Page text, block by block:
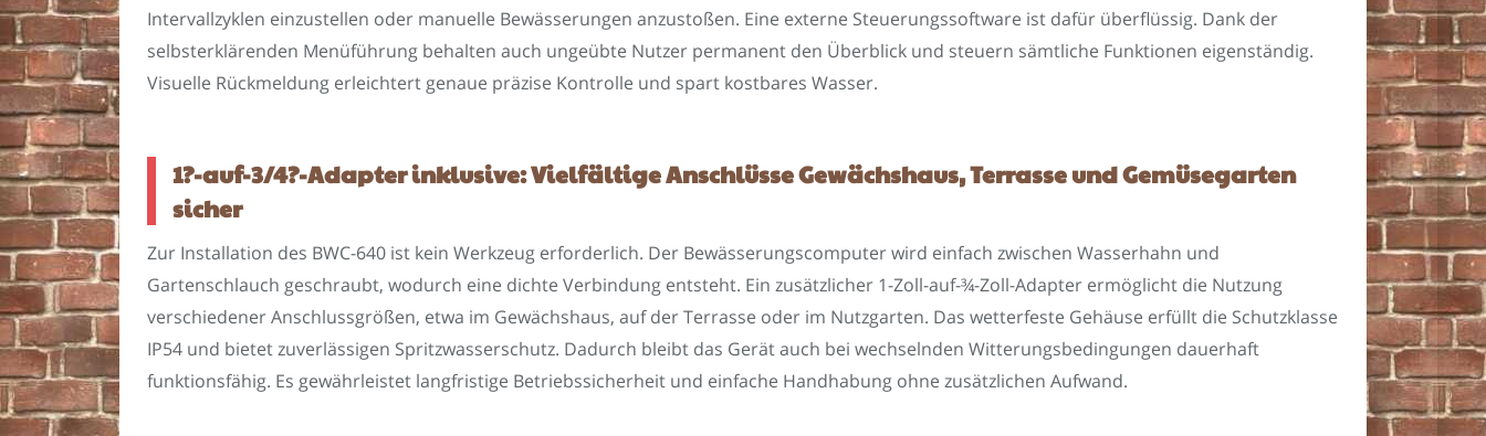
Intervallzyklen einzustellen oder manuelle Bewässerungen anzustoßen. Eine externe Steuerungssoftware ist dafür überflüssig. Dank der
selbsterklärenden Menüführung behalten auch ungeübte Nutzer permanent den Überblick und steuern sämtliche Funktionen eigenständig.
Visuelle Rückmeldung erleichtert genaue präzise Kontrolle und spart kostbares Wasser.
1?-auf-3/4?-Adapter inklusive: Vielfältige Anschlüsse Gewächshaus, Terrasse und Gemüsegarten
sicher
Zur Installation des BWC-640 ist kein Werkzeug erforderlich. Der Bewässerungscomputer wird einfach zwischen Wasserhahn und
Gartenschlauch geschraubt, wodurch eine dichte Verbindung entsteht. Ein zusätzlicher 1-Zoll-auf-¾-Zoll-Adapter ermöglicht die Nutzung
verschiedener Anschlussgrößen, etwa im Gewächshaus, auf der Terrasse oder im Nutzgarten. Das wetterfeste Gehäuse erfüllt die Schutzklasse
IP54 und bietet zuverlässigen Spritzwasserschutz. Dadurch bleibt das Gerät auch bei wechselnden Witterungsbedingungen dauerhaft
funktionsfähig. Es gewährleistet langfristige Betriebssicherheit und einfache Handhabung ohne zusätzlichen Aufwand.